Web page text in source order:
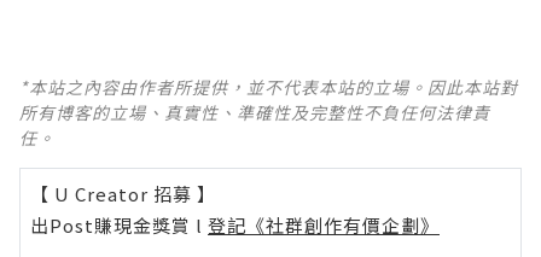
*本站之內容由作者所提供，並不代表本站的立場。因此本站對
所有博客的立場、真實性、準確性及完整性不負任何法律責
任。
【 U Creator 招募 】
出Post賺現金獎賞 l 登記《社群創作有價企劃》